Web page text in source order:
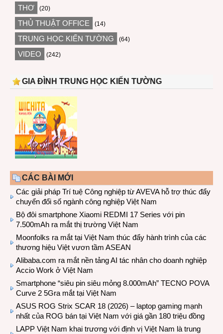
THƠ (20)
THỦ THUẬT OFFICE (14)
TRUNG HỌC KIẾN TƯỜNG (64)
VIDEO (242)
GIA ĐÌNH TRUNG HỌC KIẾN TƯỜNG
CÁC BÀI MỚI
Các giải pháp Trí tuệ Công nghiệp từ AVEVA hỗ trợ thúc đẩy
chuyển đổi số ngành công nghiệp Việt Nam
Bộ đôi smartphone Xiaomi REDMI 17 Series với pin
7.500mAh ra mắt thị trường Việt Nam
Moonfolks ra mắt tại Việt Nam thúc đẩy hành trình của các
thương hiệu Việt vươn tầm ASEAN
Alibaba.com ra mắt nền tảng AI tác nhân cho doanh nghiệp
Accio Work ở Việt Nam
Smartphone “siêu pin siêu mỏng 8.000mAh” TECNO POVA
Curve 2 5Gra mắt tại Việt Nam
ASUS ROG Strix SCAR 18 (2026) – laptop gaming mạnh
nhất của ROG bán tại Việt Nam với giá gần 180 triệu đồng
LAPP Việt Nam khai trương với định vị Việt Nam là trung